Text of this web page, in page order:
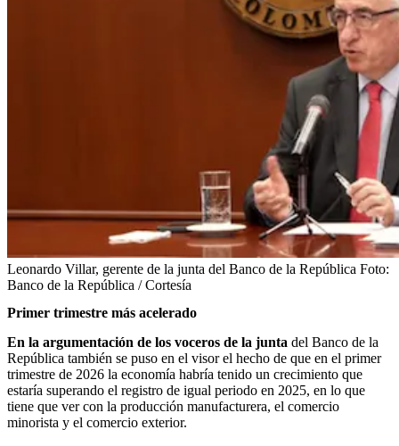
Leonardo Villar, gerente de la junta del Banco de la República Foto:
Banco de la República / Cortesía
Primer trimestre más acelerado
En la argumentación de los voceros de la junta del Banco de la
República también se puso en el visor el hecho de que en el primer
trimestre de 2026 la economía habría tenido un crecimiento que
estaría superando el registro de igual periodo en 2025, en lo que
tiene que ver con la producción manufacturera, el comercio
minorista y el comercio exterior.